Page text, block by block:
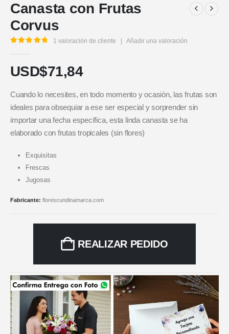
Canasta con Frutas
Corvus
1 valoración de cliente Añadir una valoración
USD$71,84
Cuando lo necesites, en todo momento y ocasión, las frutas son
ideales para obsequiar a ese ser especial y sorprender sin
importar una fecha específica, esta linda canasta se ha
elaborado con frutas tropicales (sin flores)
Exquisitas
Frescas
Jugosas
Fabricante: florescundinamarca.com
REALIZAR PEDIDO